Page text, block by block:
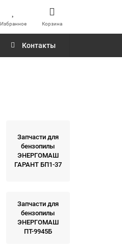
Избранное Корзина
Контакты
Запчасти для
бензопилы
ЭНЕРГОМАШ
ГАРАНТ БП1-37
Запчасти для
бензопилы
ЭНЕРГОМАШ
ПТ-9945Б